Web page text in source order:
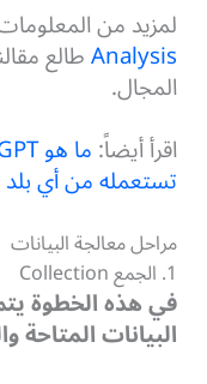
لمزيد من
Analysisطالع
المجال.
اقرأ أيضاً:
تستعمله من أي بلد
مراحل معالجة البيانات
1. الجمع Collection
في هذه الخطوة
البيانات